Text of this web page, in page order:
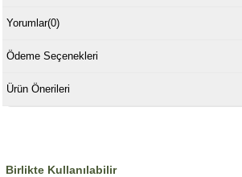
Yorumlar(0)
Ödeme Seçenekleri
Ürün Önerileri
Birlikte Kullanılabilir